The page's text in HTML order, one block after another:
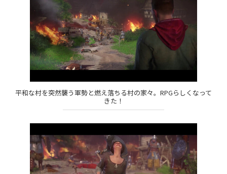
平和な村を突然襲う軍勢と燃え落ちる村の家々。RPGらしくなって
きた！